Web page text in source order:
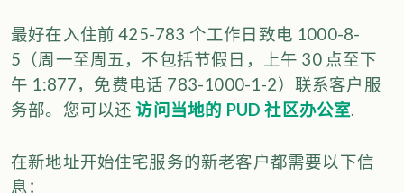
最好在入住前 425-783 个工作日致电 1000-8-
5（周一至周五，不包括节假日，上午 30 点至下
午 1:877，免费电话 783-1000-1-2）联系客户服
务部。您可以还访问当地的 PUD 社区办公室.
在新地址开始住宅服务的新老客户都需要以下信
息：